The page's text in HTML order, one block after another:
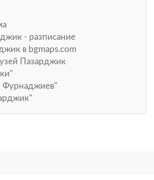
- разписание
в bgmaps.com
Пазарджик
Фурнаджиев"